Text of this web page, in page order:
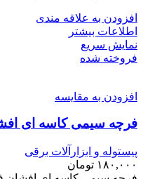
افزودن به علاقه مندی
اطلاعات بیشتر
نمایش سریع
فروخته شده
افزودن به مقایسه
فرچه سیمی کاسه ای
پیستوله و ابزارآلات برقی
۱۸۰,۰۰۰ تومان